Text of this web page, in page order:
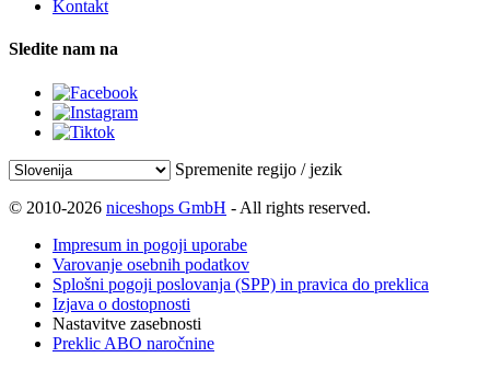
Kontakt
Sledite nam na
Spremenite regijo / jezik
© 2010-2026 niceshops GmbH - All rights reserved.
Impresum in pogoji uporabe
Varovanje osebnih podatkov
Splošni pogoji poslovanja (SPP) in pravica do preklica
Izjava o dostopnosti
Nastavitve zasebnosti
Preklic ABO naročnine